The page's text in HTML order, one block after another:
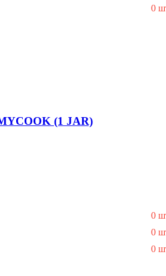
0
(1 JAR)
0
0
0